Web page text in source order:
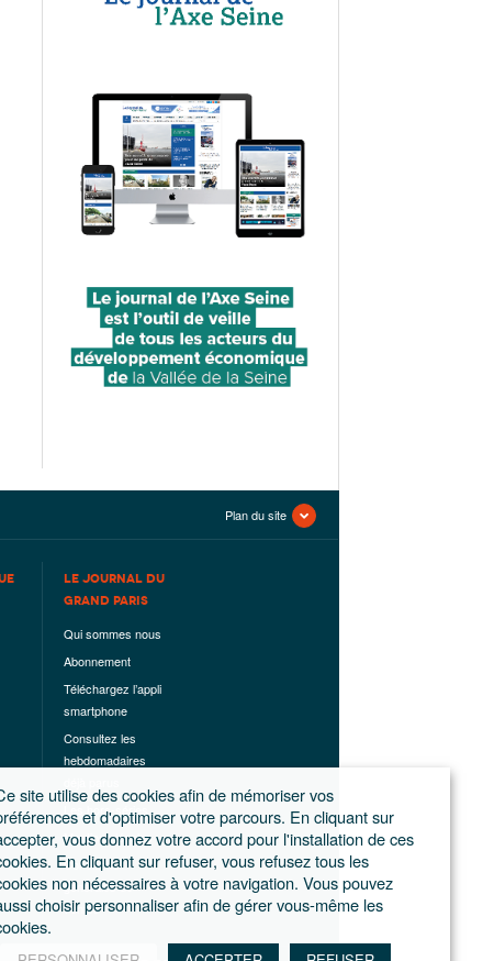
Plan du site
LE JOURNAL DU
GRAND PARIS
Qui sommes nous
Abonnement
Téléchargez l’appli
smartphone
Consultez les
hebdomadaires
Les hors-séries
Mentions légales
Conditions
générales de
ventes
site utilise des cookies afin de mémoriser vos
et d'optimiser votre parcours. En cliquant sur
vous donnez votre accord pour l'installation de ces
En cliquant sur refuser, vous refusez tous les
non nécessaires à votre navigation. Vous pouvez
choisir personnaliser afin de gérer vous-même les